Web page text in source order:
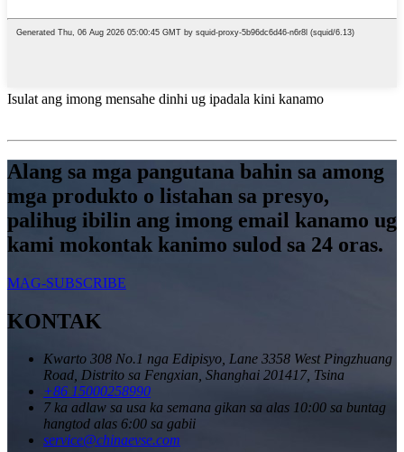
Isulat ang imong mensahe dinhi ug ipadala kini kanamo
Alang sa mga pangutana bahin sa among
mga produkto o listahan sa presyo,
palihug ibilin ang imong email kanamo ug
kami mokontak kanimo sulod sa 24 oras.
MAG-SUBSCRIBE
KONTAK
Kwarto 308 No.1 nga Edipisyo, Lane 3358 West Pingzhuang
Road, Distrito sa Fengxian, Shanghai 201417, Tsina
+86 15000258990
7 ka adlaw sa usa ka semana gikan sa alas 10:00 sa buntag
hangtod alas 6:00 sa gabii
service@chinaevse.com